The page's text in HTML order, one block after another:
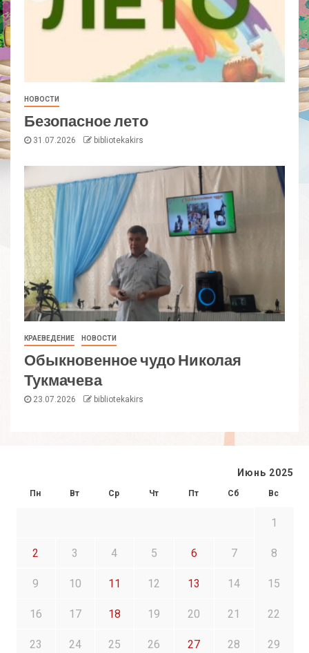
НОВОСТИ
Безопасное лето
31.07.2026 bibliotekakirs
КРАЕВЕДЕНИЕ НОВОСТИ
Обыкновенное чудо Николая
Тукмачева
23.07.2026 bibliotekakirs
Июнь 2025
Пн Вт Ср Чт Пт Сб Вс
1
2 3 4 5 6 7 8
9 10 11 12 13 14 15
16 17 18 19 20 21 22
23 24 25 26 27 28 29